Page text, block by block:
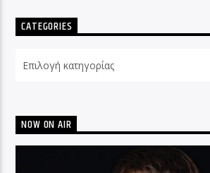
CATEGORIES
NOW ON AIR